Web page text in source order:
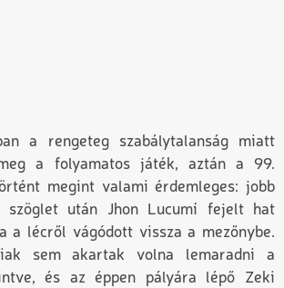
a rengeteg szabálytalanság miatt
a folyamatos játék, aztán a 99.
megint valami érdemleges: jobb
szöglet után Jhon Lucumí fejelt hat
a lécről vágódott vissza a mezőnybe.
sem akartak volna lemaradni a
és az éppen pályára lépő Zeki